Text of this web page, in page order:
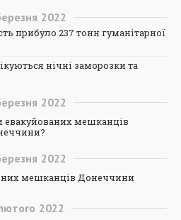
2022
прибуло 237 тонн гуманітарної
нічні заморозки та
2022
евакуйованих мешканців
2022
мешканців Донеччини
2022